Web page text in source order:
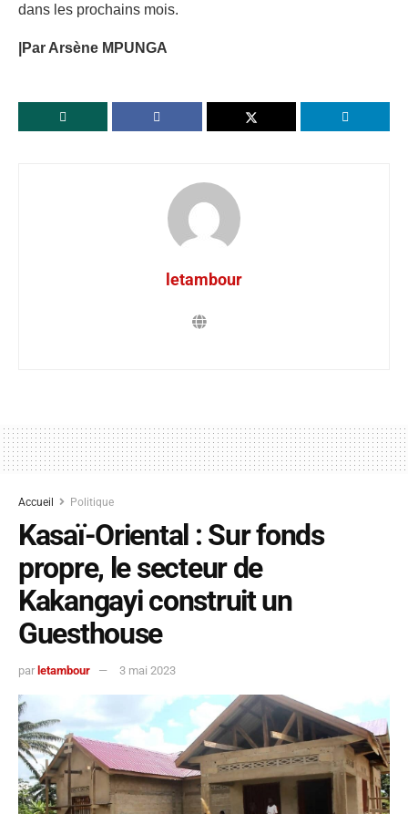
dans les prochains mois.
|Par Arsène MPUNGA
letambour
Accueil Politique
Kasaï-Oriental : Sur fonds
propre, le secteur de
Kakangayi construit un
Guesthouse
par letambour 3 mai 2023